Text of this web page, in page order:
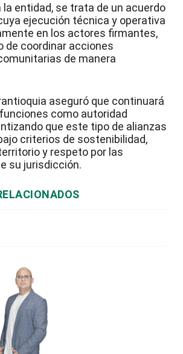
la entidad, se trata de un acuerdo
ejecución técnica y operativa
en los actores firmantes,
de coordinar acciones
de manera
aseguró que continuará
como autoridad
que este tipo de alianzas
criterios de sostenibilidad,
y respeto por las
su jurisdicción.